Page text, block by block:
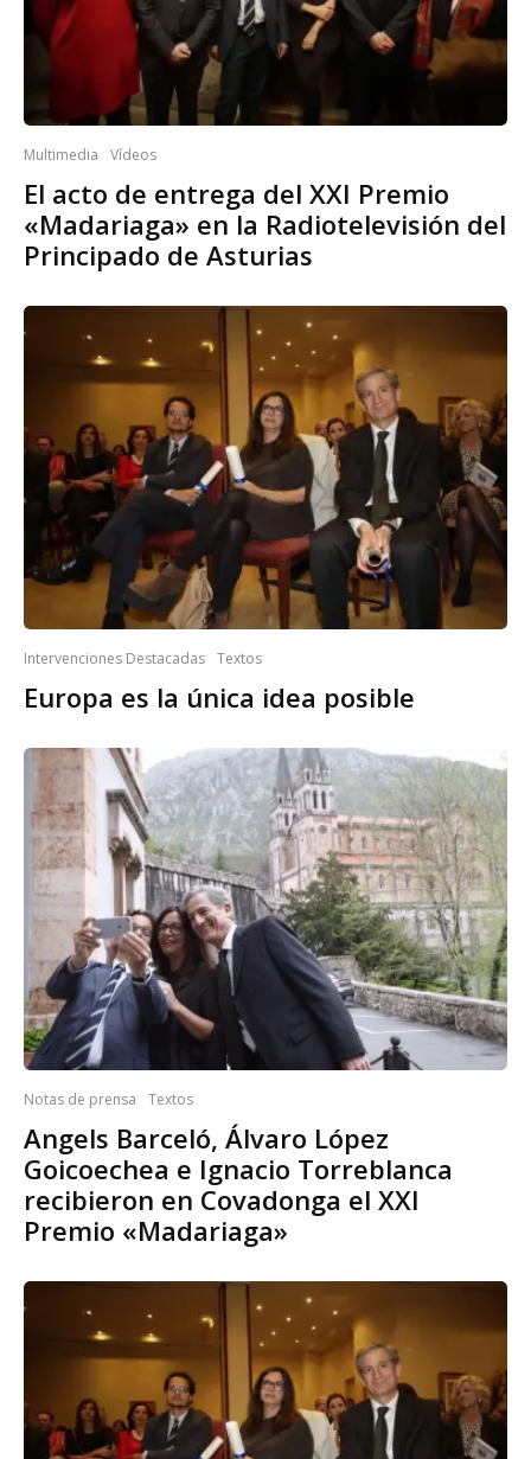
Multimedia Vídeos
El acto de entrega del XXI Premio
«Madariaga» en la Radiotelevisión del
Principado de Asturias
Intervenciones Destacadas Textos
Europa es la única idea posible
Notas de prensa Textos
Angels Barceló, Álvaro López
Goicoechea e Ignacio Torreblanca
recibieron en Covadonga el XXI
Premio «Madariaga»